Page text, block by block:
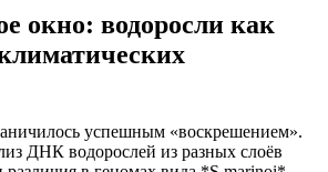
окно: водоросли как
успешным «воскрешением».
ДНК водорослей из разных слоёв